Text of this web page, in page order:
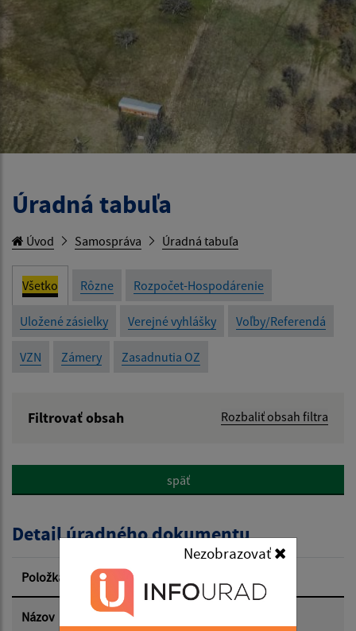
Nezobrazovať
Úradná tabuľa
Úvod Samospráva Úradná tabuľa
Všetko Rôzne Rozpočet-Hospodárenie
Uložené zásielky Verejné vyhlášky Voľby/Referendá
VZN Zámery Zasadnutia OZ
Filtrovať obsah Rozbaliť obsah filtra
Popis:
Dátum zverejnenia od:
Dátum zverejnenia do:
späť
Detail úradného dokumentu
Položka Informácia
Názov Program OZ dňa 29.05.2026